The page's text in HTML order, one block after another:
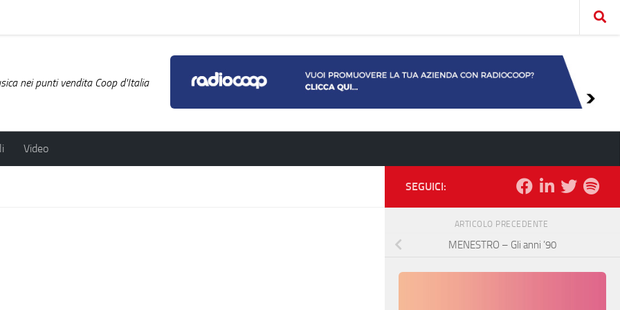
nei punti vendita Coop d'Italia
Video
SEGUICI:
ARTICOLO PRECEDENTE
MENESTRO – Gli anni ’90